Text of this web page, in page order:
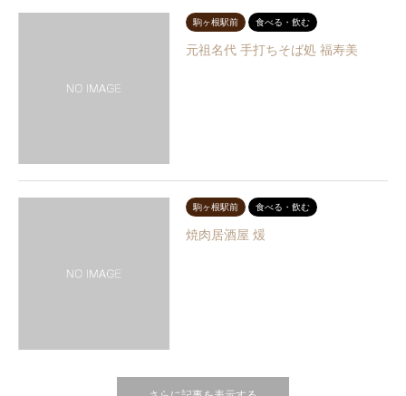
駒ヶ根駅前 食べる・飲む
元祖名代 手打ちそば処 福寿美
駒ヶ根駅前 食べる・飲む
焼肉居酒屋 煖